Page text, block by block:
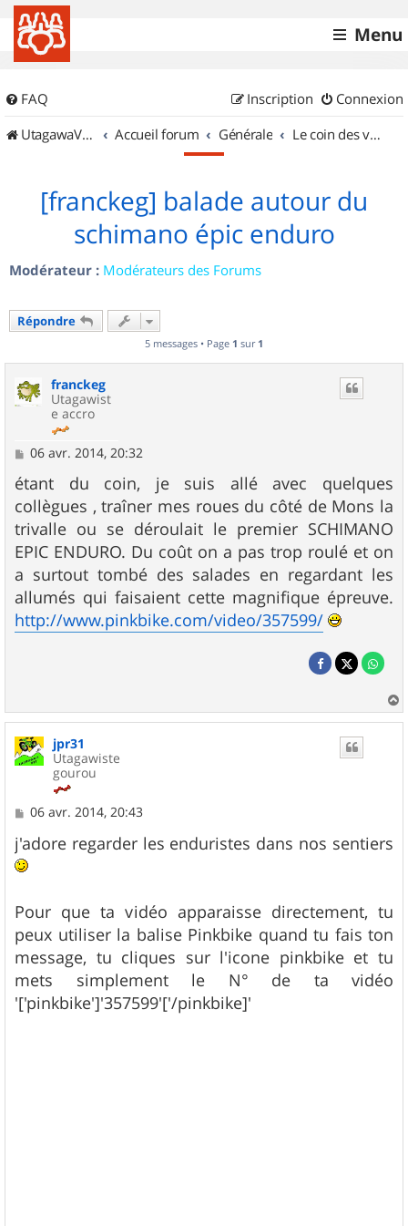
Menu
FAQ Connexion
Inscription
UtagawaVTT (Randos VTT et VTTAE avec traces GPS)
Accueil forum Générale Le coin des vidéastes
[franckeg] balade autour du
schimano épic enduro
Modérateur : Modérateurs des Forums
Répondre
5 messages • Page 1 sur 1
franckeg
Utagawist
e accro
M
s
s
a
g
e
06 avr. 2014, 20:32
étant du coin, je suis allé avec quelques
collègues , traîner mes roues du côté de Mons la
trivalle ou se déroulait le premier SCHIMANO
EPIC ENDURO. Du coût on a pas trop roulé et on
a surtout tombé des salades en regardant les
allumés qui faisaient cette magnifique épreuve.
http://www.pinkbike.com/video/357599/
a
jpr31
Utagawiste
gourou
M
s
s
a
06 avr. 2014, 20:43
j'adore regarder les enduristes dans nos sentiers
Pour que ta vidéo apparaisse directement, tu
peux utiliser la balise Pinkbike quand tu fais ton
message, tu cliques sur l'icone pinkbike et tu
mets simplement le N° de ta vidéo
'['pinkbike']'357599'['/pinkbike]'